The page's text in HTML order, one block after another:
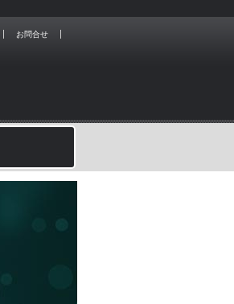
お問合せ